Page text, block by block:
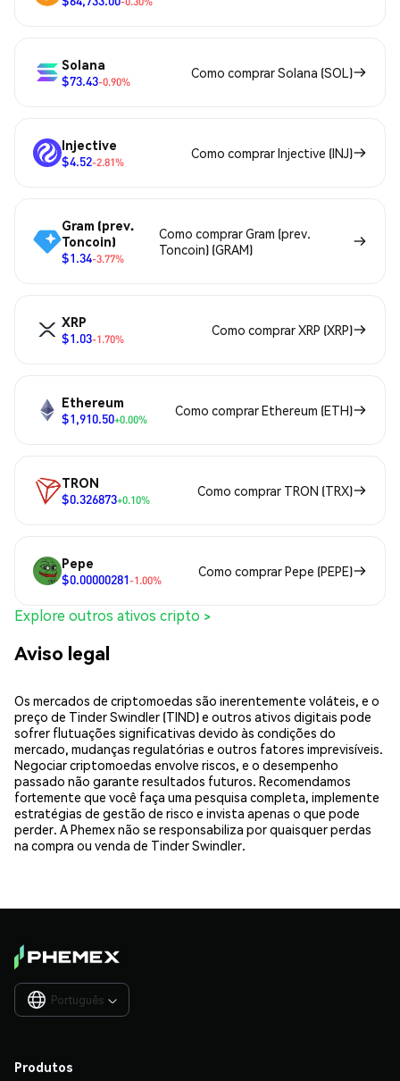
Solana
$73.43-0.90%
Como comprar Solana (SOL)
Injective
$4.52-2.81%
Como comprar Injective (INJ)
Gram (prev.
Toncoin)
$1.34-3.77%
Como comprar Gram (prev.
Toncoin) (GRAM)
XRP
$1.03-1.70%
Como comprar XRP (XRP)
Ethereum
$1,910.50+0.00%
Como comprar Ethereum (ETH)
TRON
$0.326873+0.10%
Como comprar TRON (TRX)
Pepe
$0.00000281-1.00%
Como comprar Pepe (PEPE)
Explore outros ativos cripto >
Aviso legal
Os mercados de criptomoedas são inerentemente voláteis, e o
preço de Tinder Swindler (TIND) e outros ativos digitais pode
sofrer flutuações significativas devido às condições do
mercado, mudanças regulatórias e outros fatores imprevisíveis.
Negociar criptomoedas envolve riscos, e o desempenho
passado não garante resultados futuros. Recomendamos
fortemente que você faça uma pesquisa completa, implemente
estratégias de gestão de risco e invista apenas o que pode
perder. A Phemex não se responsabiliza por quaisquer perdas
na compra ou venda de Tinder Swindler.
Português 
Produtos